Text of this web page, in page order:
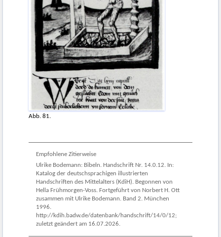
Abb. 81.
Empfohlene Zitierweise
Ulrike Bodemann: Bibeln. Handschrift Nr. 14.0.12. In:
Katalog der deutschsprachigen illustrierten
Handschriften des Mittelalters (KdiH). Begonnen von
Hella Frühmorgen-Voss. Fortgeführt von Norbert H. Ott
zusammen mit Ulrike Bodemann. Band 2. München
1996.
http://kdih.badw.de/datenbank/handschrift/14/0/12;
zuletzt geändert am 16.07.2026.